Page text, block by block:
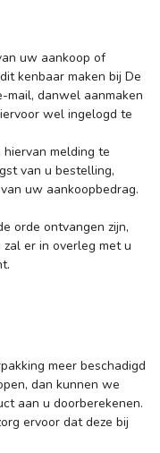
uw aankoop of
kenbaar maken bij De
mail, danwel aanmaken
wel ingelogd te
melding te
van u bestelling,
uw aankoopbedrag.
orde ontvangen zijn,
er in overleg met u
meer beschadigd
dan kunnen we
aan u doorberekenen.
ervoor dat deze bij